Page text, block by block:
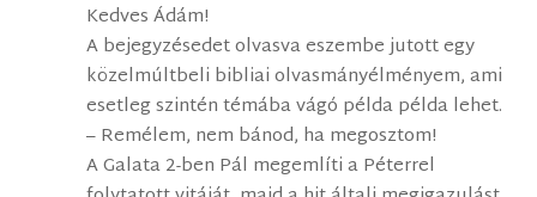
Kedves Ádám!
A bejegyzésedet olvasva eszembe jutott egy
közelmúltbeli bibliai olvasmányélményem, ami
esetleg szintén témába vágó példa példa lehet.
– Remélem, nem bánod, ha megosztom!
A Galata 2-ben Pál megemlíti a Péterrel